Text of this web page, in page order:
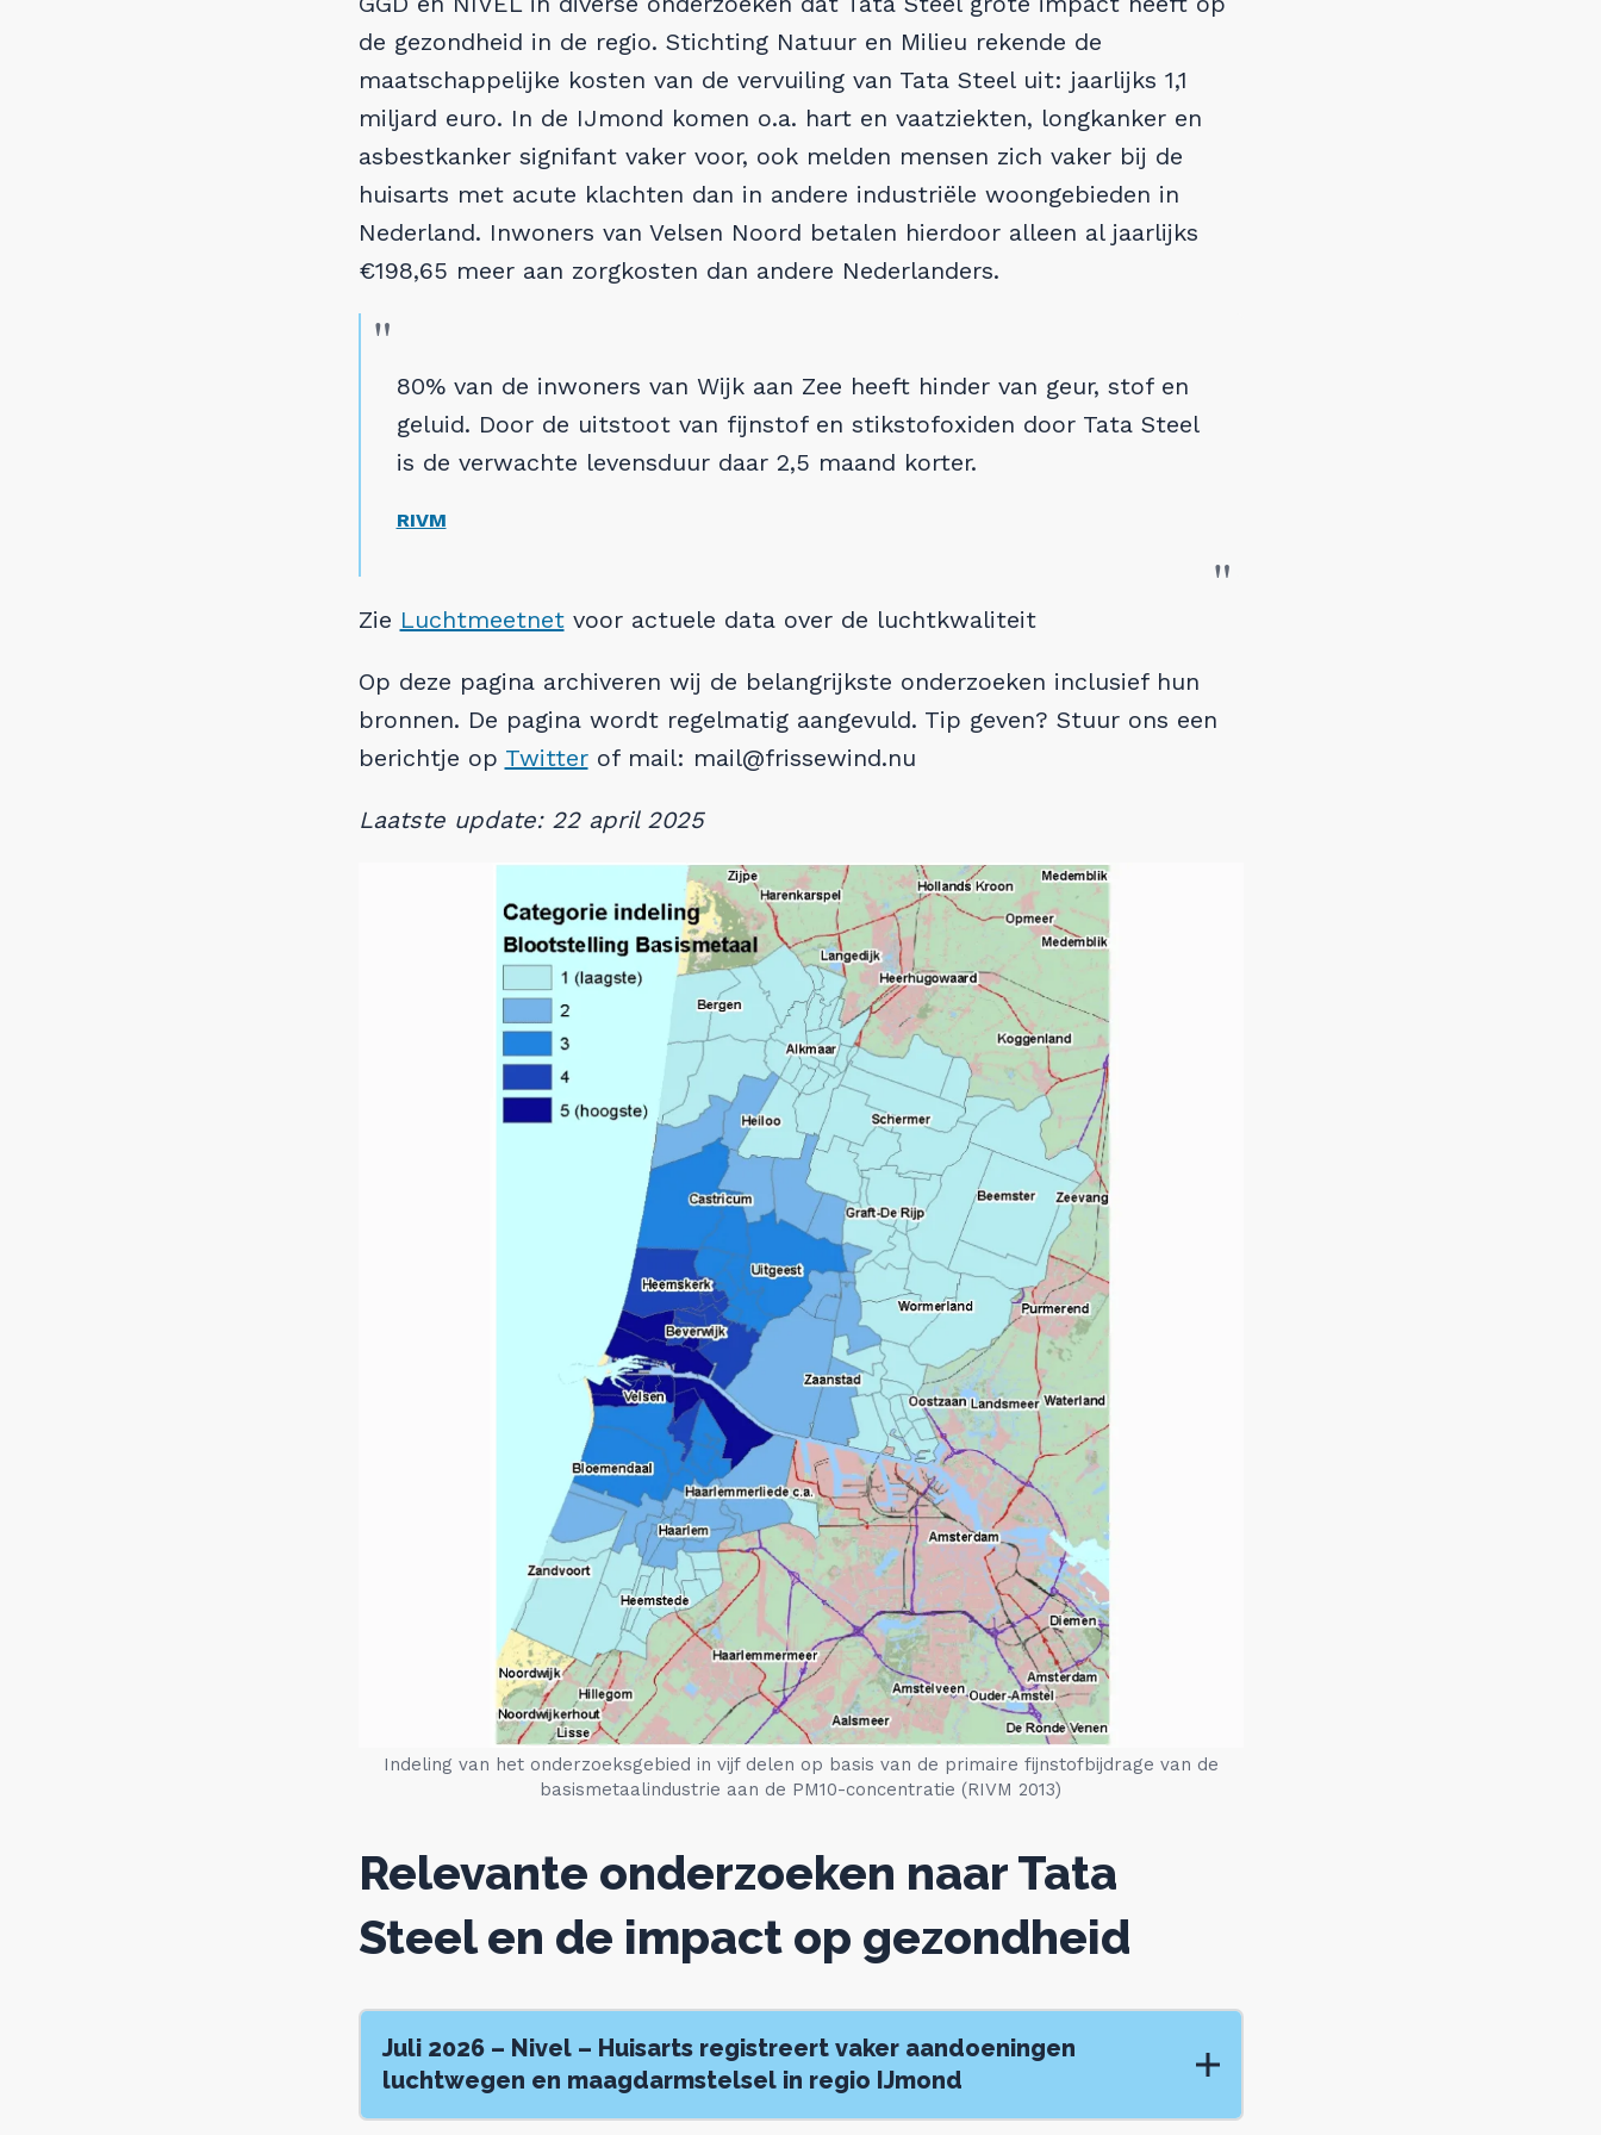
de gezondheid in de regio. Stichting Natuur en Milieu rekende de
maatschappelijke kosten van de vervuiling van Tata Steel uit: jaarlijks 1,1
miljard euro. In de IJmond komen o.a. hart en vaatziekten, longkanker en
asbestkanker signifant vaker voor, ook melden mensen zich vaker bij de
huisarts met acute klachten dan in andere industriële woongebieden in
Nederland. Inwoners van Velsen Noord betalen hierdoor alleen al jaarlijks
€198,65 meer aan zorgkosten dan andere Nederlanders.
80% van de inwoners van Wijk aan Zee heeft hinder van geur, stof en
geluid. Door de uitstoot van fijnstof en stikstofoxiden door Tata Steel
is de verwachte levensduur daar 2,5 maand korter.
RIVM
Zie Luchtmeetnetvoor actuele data over de luchtkwaliteit
Op deze pagina archiveren wij de belangrijkste onderzoeken inclusief hun
bronnen. De pagina wordt regelmatig aangevuld. Tip geven? Stuur ons een
berichtje op Twitterof mail: mail@frissewind.nu
Laatste update: 22 april 2025
Indeling van het onderzoeksgebied in vijf delen op basis van de primaire fijnstofbijdrage van de
basismetaalindustrie aan de PM10-concentratie (RIVM 2013)
Relevante onderzoeken naar Tata
Steel en de impact op gezondheid
Juli 2026 – Nivel – Huisarts registreert vaker aandoeningen
luchtwegen en maagdarmstelsel in regio IJmond